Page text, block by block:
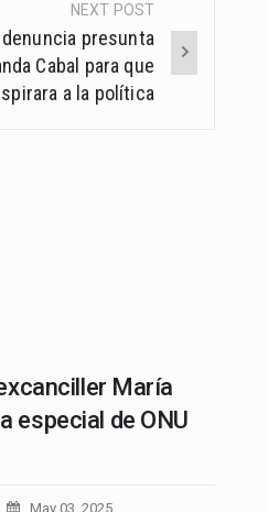
NEXT POST
denuncia presunta
Cabal para que
a la política
María
especial de ONU
May 03, 2025